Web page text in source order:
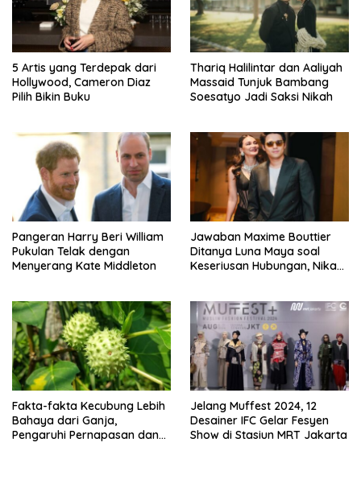
5 Artis yang Terdepak dari
Hollywood, Cameron Diaz
Pilih Bikin Buku
Thariq Halilintar dan Aaliyah
Massaid Tunjuk Bambang
Soesatyo Jadi Saksi Nikah
Pangeran Harry Beri William
Pukulan Telak dengan
Menyerang Kate Middleton
Jawaban Maxime Bouttier
Ditanya Luna Maya soal
Keseriusan Hubungan, Nikah
Fakta-fakta Kecubung Lebih
Bahaya dari Ganja,
Pengaruhi Pernapasan dan
Jelang Muffest 2024, 12
Desainer IFC Gelar Fesyen
Show di Stasiun MRT Jakarta